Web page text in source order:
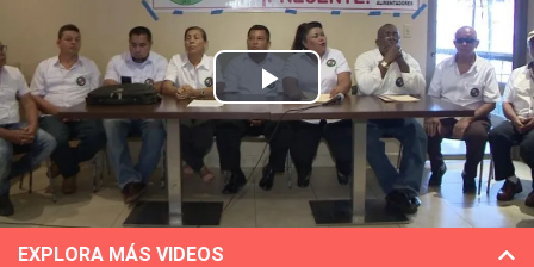
Play
Video
EXPLORA MÁS VIDEOS